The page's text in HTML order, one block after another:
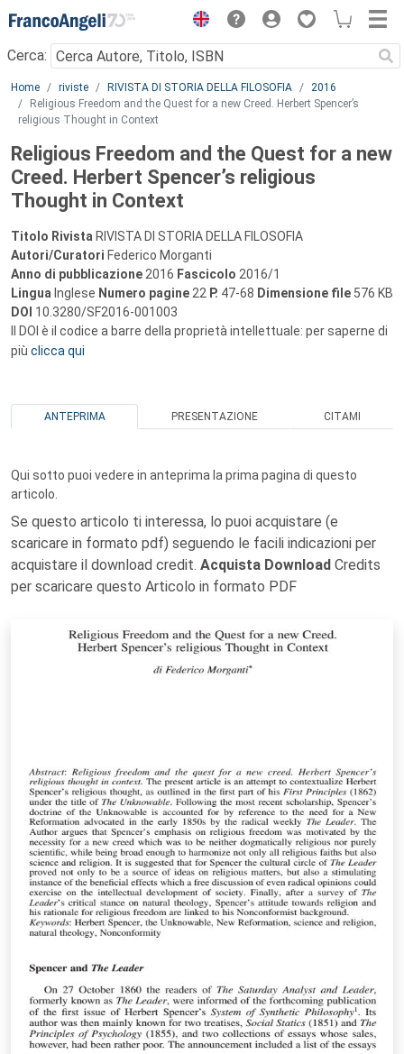
Menu
Cerca:
Main content
Home riviste RIVISTA DI STORIA DELLA FILOSOFIA
2016
Religious Freedom and the Quest for a new Creed. Herbert Spencer’s
religious Thought in Context
Religious Freedom and the Quest for a new
Creed. Herbert Spencer’s religious
Thought in Context
Titolo Rivista RIVISTA DI STORIA DELLA FILOSOFIA
Autori/Curatori Federico Morganti
Anno di pubblicazione 2016 Fascicolo 2016/1
Lingua Inglese Numero pagine 22 P. 47-68 Dimensione file 576 KB
DOI 10.3280/SF2016-001003
Il DOI è il codice a barre della proprietà intellettuale: per saperne di
più clicca qui
ANTEPRIMA PRESENTAZIONE CITAMI
Qui sotto puoi vedere in anteprima la prima pagina di questo
articolo.
Se questo articolo ti interessa, lo puoi acquistare (e
scaricare in formato pdf) seguendo le facili indicazioni per
acquistare il download credit. Acquista Download Credits
per scaricare questo Articolo in formato PDF